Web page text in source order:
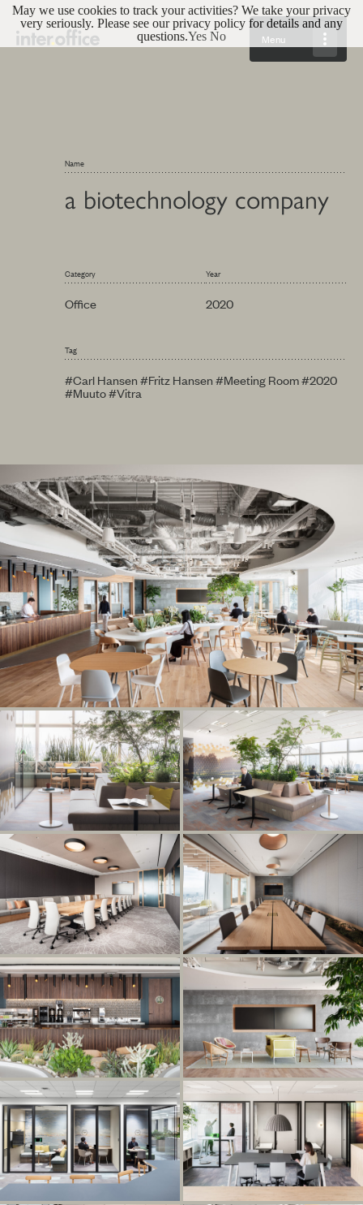
Name
a biotechnology company
Category
Office
Year
2020
Tag
#Carl Hansen#Fritz Hansen#Meeting Room#2020
#Muuto#Vitra
Menu
May we use cookies to track your activities? We take your privacy
very seriously. Please see our privacy policy for details and any
questions.Yes No